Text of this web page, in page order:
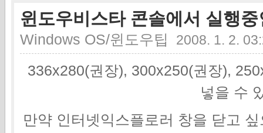
윈도우비스타 콘솔에서 실행
Windows OS/윈도우팁 2008. 1. 2.
336x280(권장), 300x250(권장),
넣을 수
만약 인터넷익스플로러 창을 닫고